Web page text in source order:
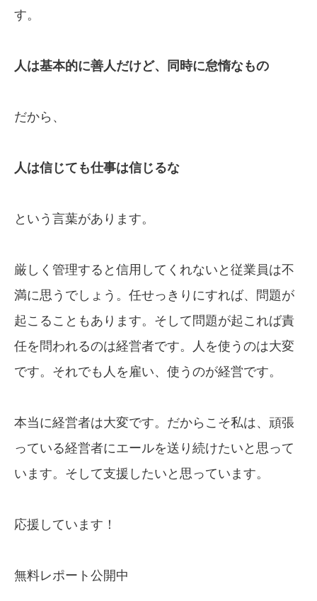
す。
人は基本的に善人だけど、同時に怠惰なもの
だから、
人は信じても仕事は信じるな
という言葉があります。
厳しく管理すると信用してくれないと従業員は不
満に思うでしょう。任せっきりにすれば、問題が
起こることもあります。そして問題が起これば責
任を問われるのは経営者です。人を使うのは大変
です。それでも人を雇い、使うのが経営です。
本当に経営者は大変です。だからこそ私は、頑張
っている経営者にエールを送り続けたいと思って
います。そして支援したいと思っています。
応援しています！
無料レポート公開中